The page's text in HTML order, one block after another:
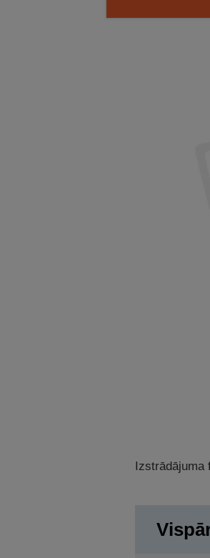
Izstrādājuma